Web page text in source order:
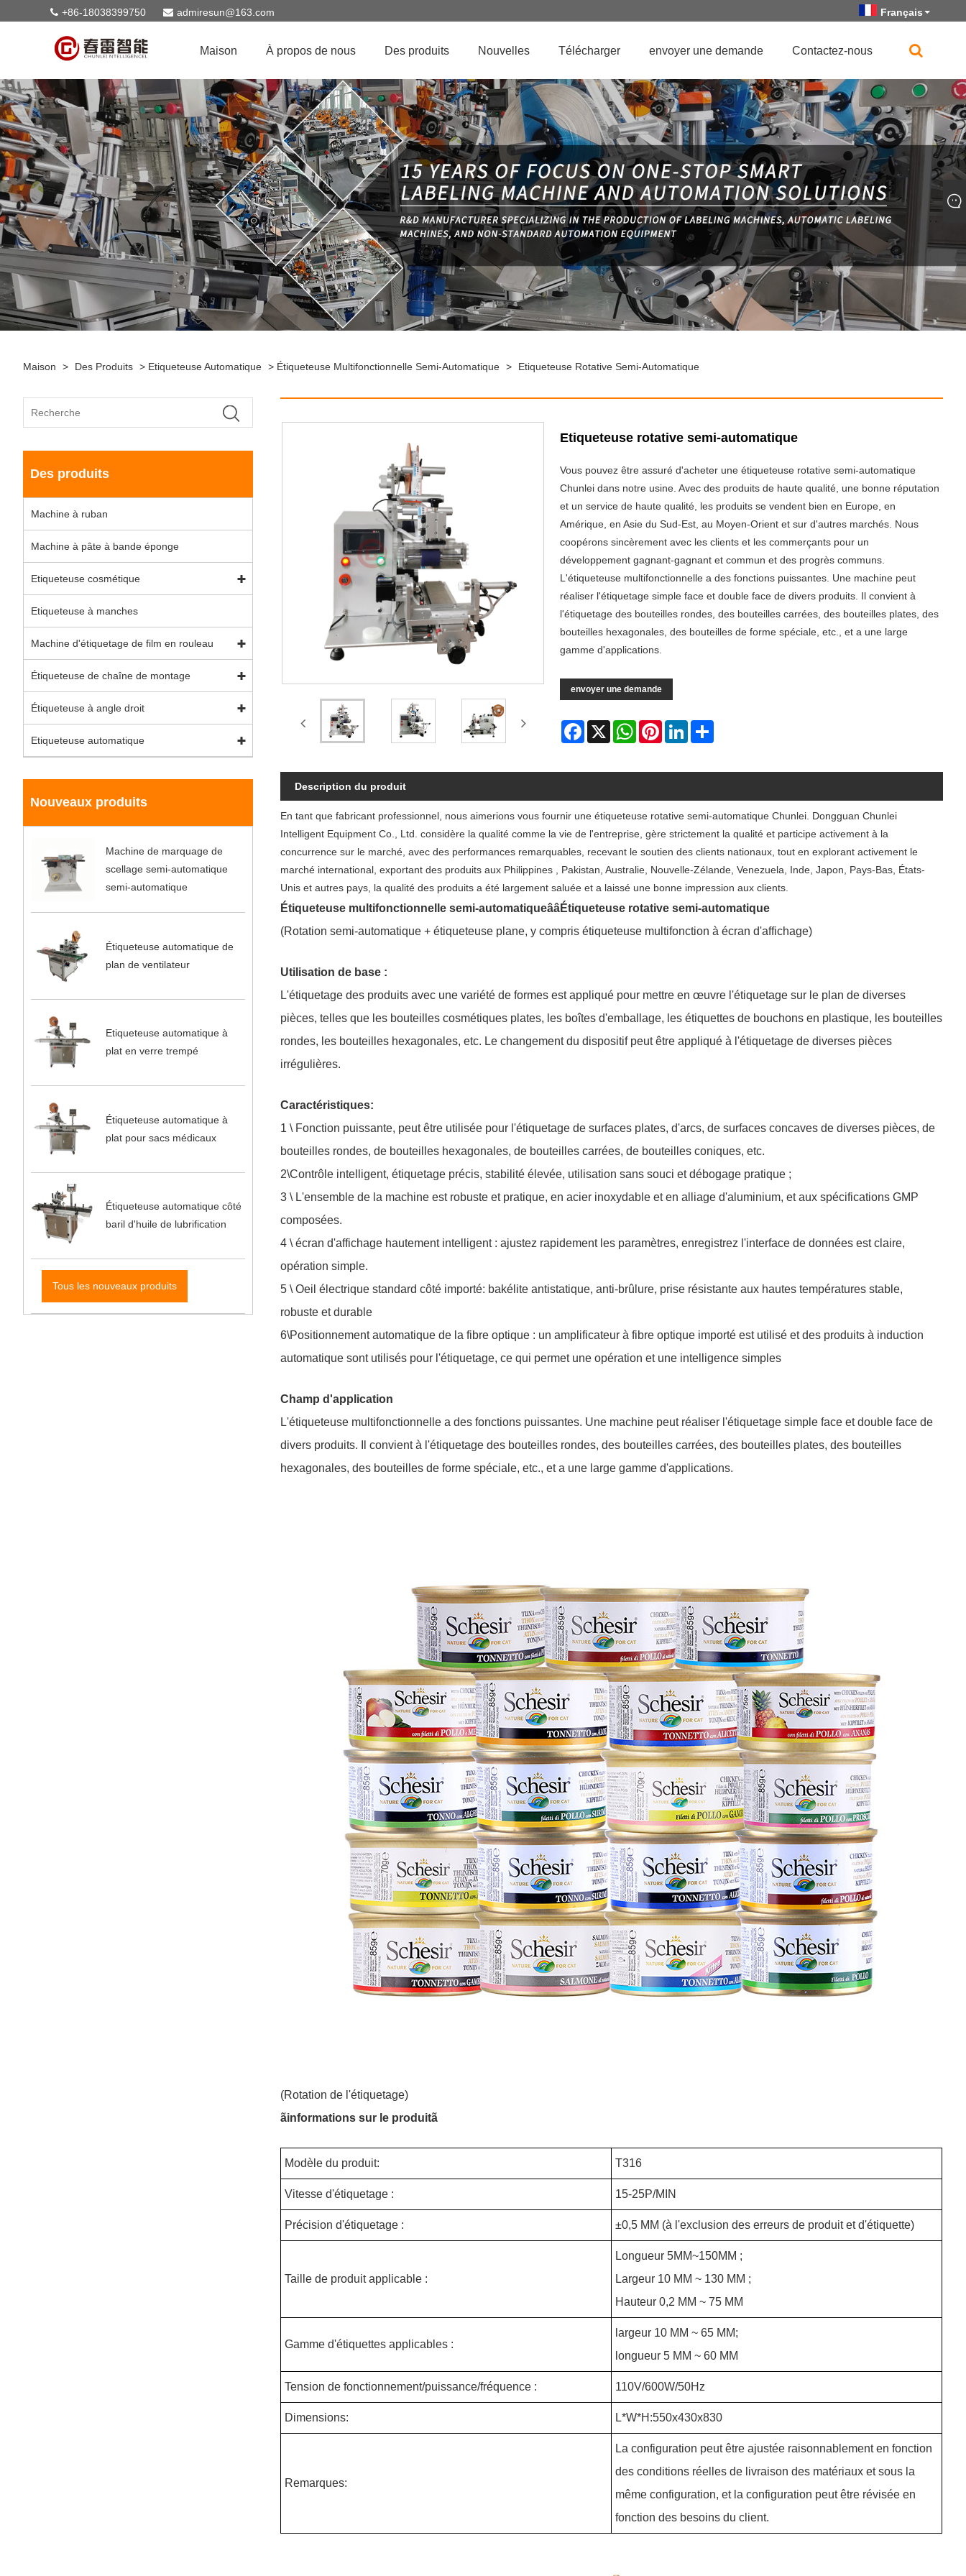
+86-18038399750 admiresun@163.com Français
Maison À propos de nous Des produits Nouvelles Télécharger envoyer une demande Contactez-nous
Maison > Des Produits > Etiqueteuse Automatique > Étiqueteuse Multifonctionnelle Semi-Automatique > Etiqueteuse Rotative Semi-Automatique
Des produits
Machine à ruban
Machine à pâte à bande éponge
Etiqueteuse cosmétique
Etiqueteuse à manches
Machine d'étiquetage de film en rouleau
Étiqueteuse de chaîne de montage
Étiqueteuse à angle droit
Etiqueteuse automatique
Nouveaux produits
Machine de marquage de
scellage semi-automatique
semi-automatique
Étiqueteuse automatique de
plan de ventilateur
Etiqueteuse automatique à
plat en verre trempé
Étiqueteuse automatique à
plat pour sacs médicaux
Étiqueteuse automatique côté
baril d'huile de lubrification
Tous les nouveaux produits
Etiqueteuse rotative semi-automatique
Vous pouvez être assuré d'acheter une étiqueteuse rotative semi-automatique
Chunlei dans notre usine. Avec des produits de haute qualité, une bonne réputation
et un service de haute qualité, les produits se vendent bien en Europe, en
Amérique, en Asie du Sud-Est, au Moyen-Orient et sur d'autres marchés. Nous
coopérons sincèrement avec les clients et les commerçants pour un
développement gagnant-gagnant et commun et des progrès communs.
L'étiqueteuse multifonctionnelle a des fonctions puissantes. Une machine peut
réaliser l'étiquetage simple face et double face de divers produits. Il convient à
l'étiquetage des bouteilles rondes, des bouteilles carrées, des bouteilles plates, des
bouteilles hexagonales, des bouteilles de forme spéciale, etc., et a une large
gamme d'applications.
envoyer une demande
Facebook
X WhatsAppPinterestLinkedIn
Description du produit
En tant que fabricant professionnel, nous aimerions vous fournir une étiqueteuse rotative semi-automatique Chunlei. Dongguan Chunlei
Intelligent Equipment Co., Ltd. considère la qualité comme la vie de l'entreprise, gère strictement la qualité et participe activement à la
concurrence sur le marché, avec des performances remarquables, recevant le soutien des clients nationaux, tout en explorant activement le
marché international, exportant des produits aux Philippines , Pakistan, Australie, Nouvelle-Zélande, Venezuela, Inde, Japon, Pays-Bas, États-
Unis et autres pays, la qualité des produits a été largement saluée et a laissé une bonne impression aux clients.
Étiqueteuse multifonctionnelle semi-automatiqueââÉtiqueteuse rotative semi-automatique
(Rotation semi-automatique + étiqueteuse plane, y compris étiqueteuse multifonction à écran d'affichage)
Utilisation de base :
L'étiquetage des produits avec une variété de formes est appliqué pour mettre en œuvre l'étiquetage sur le plan de diverses
pièces, telles que les bouteilles cosmétiques plates, les boîtes d'emballage, les étiquettes de bouchons en plastique, les bouteilles
rondes, les bouteilles hexagonales, etc. Le changement du dispositif peut être appliqué à l'étiquetage de diverses pièces
irrégulières.
Caractéristiques:
1 \ Fonction puissante, peut être utilisée pour l'étiquetage de surfaces plates, d'arcs, de surfaces concaves de diverses pièces, de
bouteilles rondes, de bouteilles hexagonales, de bouteilles carrées, de bouteilles coniques, etc.
2\Contrôle intelligent, étiquetage précis, stabilité élevée, utilisation sans souci et débogage pratique ;
3 \ L'ensemble de la machine est robuste et pratique, en acier inoxydable et en alliage d'aluminium, et aux spécifications GMP
composées.
4 \ écran d'affichage hautement intelligent : ajustez rapidement les paramètres, enregistrez l'interface de données est claire,
opération simple.
5 \ Oeil électrique standard côté importé: bakélite antistatique, anti-brûlure, prise résistante aux hautes températures stable,
robuste et durable
6\Positionnement automatique de la fibre optique : un amplificateur à fibre optique importé est utilisé et des produits à induction
automatique sont utilisés pour l'étiquetage, ce qui permet une opération et une intelligence simples
Champ d'application
L'étiqueteuse multifonctionnelle a des fonctions puissantes. Une machine peut réaliser l'étiquetage simple face et double face de
divers produits. Il convient à l'étiquetage des bouteilles rondes, des bouteilles carrées, des bouteilles plates, des bouteilles
hexagonales, des bouteilles de forme spéciale, etc., et a une large gamme d'applications.
(Rotation de l'étiquetage)
ãinformations sur le produitã
Modèle du produit: T316
Vitesse d'étiquetage : 15-25P/MIN
Précision d'étiquetage : ±0,5 MM (à l'exclusion des erreurs de produit et d'étiquette)
Taille de produit applicable :
Longueur 5MM~150MM ;
Largeur 10 MM ~ 130 MM ;
Hauteur 0,2 MM ~ 75 MM
Gamme d'étiquettes applicables :
largeur 10 MM ~ 65 MM;
longueur 5 MM ~ 60 MM
Tension de fonctionnement/puissance/fréquence : 110V/600W/50Hz
Dimensions: L*W*H:550x430x830
Remarques:
La configuration peut être ajustée raisonnablement en fonction
des conditions réelles de livraison des matériaux et sous la
même configuration, et la configuration peut être révisée en
fonction des besoins du client.